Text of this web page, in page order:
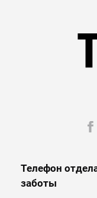
Телефон
заботы